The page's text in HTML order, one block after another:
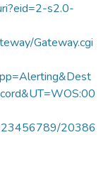
s2.0-
Gateway.cgi
20386